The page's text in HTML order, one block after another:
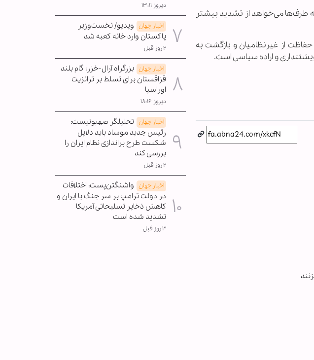
طرف‌ها می‌خواهد از تشدید بیشتر
از غیرنظامیان و بازگشت به
و اراده سیاسی است.
دیروز ۱۳:۱۱
اخبار جهان ویدیو/ نخست‌وزیر
پاکستان وارد خانه کعبه شد
۲ روز قبل
اخبار جهان بزرگراه آرال-خزر؛ گام بلند
قزاقستان برای تسلط بر ترانزیت
اوراسیا
دیروز ۱۸:۱۶
اخبار جهان تحلیلگر صهیونیست:
رئیس جدید موساد باید دلایل
شکست طرح براندازی نظام ایران را
بررسی کند
۲ روز قبل
اخبار جهان واشنگتن‌پست: اختلافات
در دولت ترامپ بر سر جنگ با ایران و
کاهش ذخایر تسلیحاتی آمریکا
تشدید شده است
۳ روز قبل